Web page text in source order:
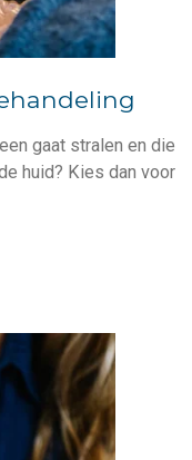
gaat stralen en die
huid? Kies dan voor